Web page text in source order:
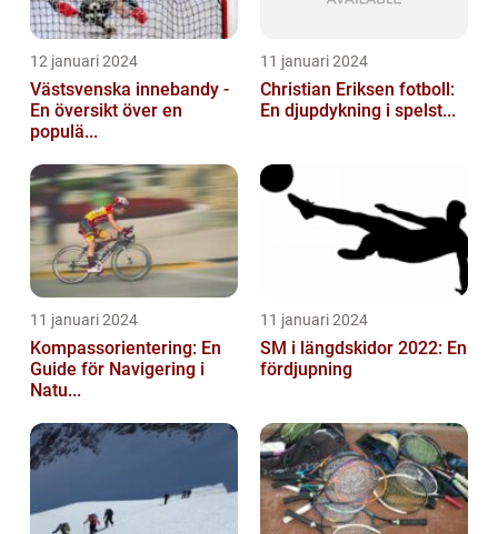
12 januari 2024
Västsvenska innebandy -
En översikt över en
populä...
11 januari 2024
Christian Eriksen fotboll:
En djupdykning i spelst...
11 januari 2024
Kompassorientering: En
Guide för Navigering i
Natu...
11 januari 2024
SM i längdskidor 2022: En
fördjupning